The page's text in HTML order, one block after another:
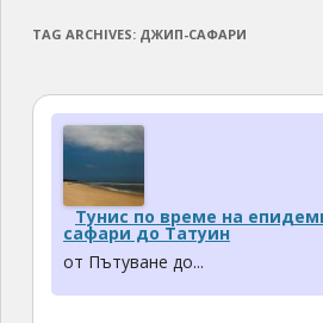
TAG ARCHIVES: ДЖИП-САФАРИ
Тунис по време на
сафари до Татуин
от Пътуване до...